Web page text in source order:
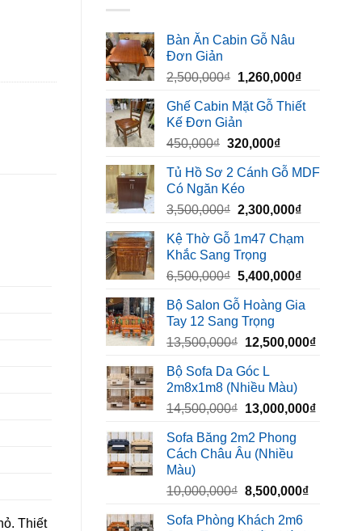
Bàn Ăn Cabin Gỗ Nâu
Đơn Giản
2,500,000₫ Giá
là:
2,500,000₫.
1,260,000₫Giá
tại
Ghế Cabin Mặt Gỗ Thiết
Kế Đơn Giản
450,000₫ Giá
là:
450,000₫.
320,000₫Giá
tại
320,000₫.
Tủ Hồ Sơ 2 Cánh Gỗ MDF
Có Ngăn Kéo
3,500,000₫ Giá
là:
3,500,000₫.
2,300,000₫Giá
tại
Kệ Thờ Gỗ 1m47 Chạm
Khắc Sang Trọng
6,500,000₫ Giá
là:
6,500,000₫.
5,400,000₫Giá
tại
Bộ Salon Gỗ Hoàng Gia
Tay 12 Sang Trọng
13,500,000₫ Giá
là:
13,500,000₫.
12,500,000₫Giá
Bộ Sofa Da Góc L
2m8x1m8 (Nhiều Màu)
14,500,000₫ Giá
là:
14,500,000₫.
13,000,000₫Giá
Sofa Băng 2m2 Phong
Cách Châu Âu (Nhiều
Màu)
10,000,000₫ Giá
là:
8,500,000₫Giá
Sofa Phòng Khách 2m6
Thiết